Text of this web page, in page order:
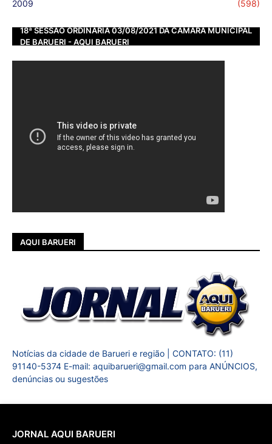
2009 (598)
18ª SESSÃO ORDINÁRIA 03/08/2021 DA CÂMARA MUNICIPAL
DE BARUERI - AQUI BARUERI
AQUI BARUERI
Notícias da cidade de Barueri e região | CONTATO: (11)
91140-5374 E-mail: aquibarueri@gmail.com para ANÚNCIOS,
denúncias ou sugestões
JORNAL AQUI BARUERI